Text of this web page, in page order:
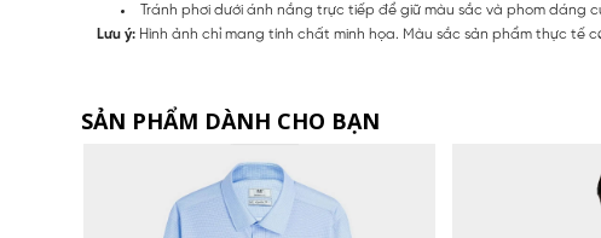
Tránh phơi dưới ánh nắng trực tiếp để giữ màu sắc và phom dáng
Lưu ý: Hình ảnh chỉ mang tính chất minh họa. Màu sắc sản phẩm thực tế
SẢN PHẨM DÀNH CHO BẠN